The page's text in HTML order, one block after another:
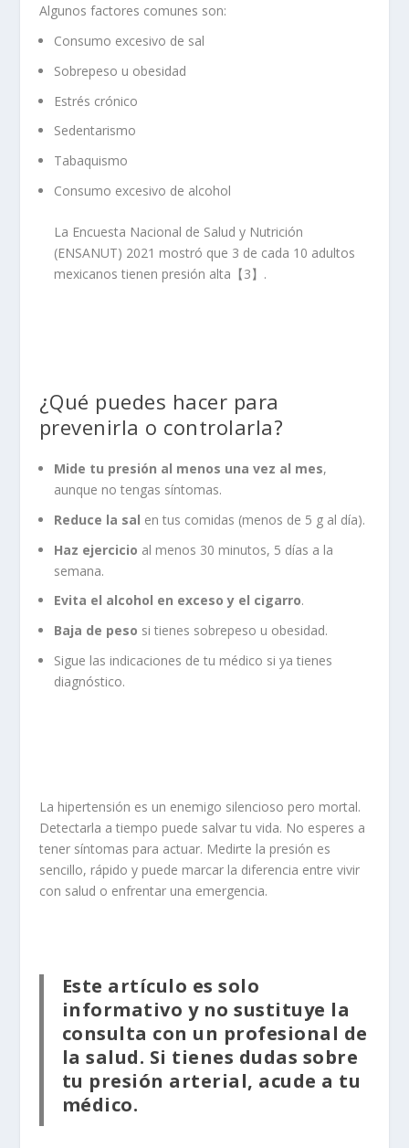
Algunos factores comunes son:
Consumo excesivo de sal
Sobrepeso u obesidad
Estrés crónico
Sedentarismo
Tabaquismo
Consumo excesivo de alcohol
La Encuesta Nacional de Salud y Nutrición
(ENSANUT) 2021 mostró que 3 de cada 10 adultos
mexicanos tienen presión alta【3】.
¿Qué puedes hacer para
prevenirla o controlarla?
Mide tu presión al menos una vez al mes,
aunque no tengas síntomas.
Reduce la sal en tus comidas (menos de 5 g al día).
Haz ejercicio al menos 30 minutos, 5 días a la
semana.
Evita el alcohol en exceso y el cigarro.
Baja de peso si tienes sobrepeso u obesidad.
Sigue las indicaciones de tu médico si ya tienes
diagnóstico.
La hipertensión es un enemigo silencioso pero mortal.
Detectarla a tiempo puede salvar tu vida. No esperes a
tener síntomas para actuar. Medirte la presión es
sencillo, rápido y puede marcar la diferencia entre vivir
con salud o enfrentar una emergencia.
Este artículo es solo
informativo y no sustituye la
consulta con un profesional de
la salud. Si tienes dudas sobre
tu presión arterial, acude a tu
médico.